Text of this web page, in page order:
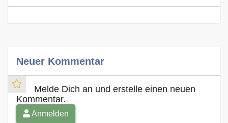
Neuer Kommentar
Melde Dich an und erstelle einen neuen
Kommentar.
Anmelden